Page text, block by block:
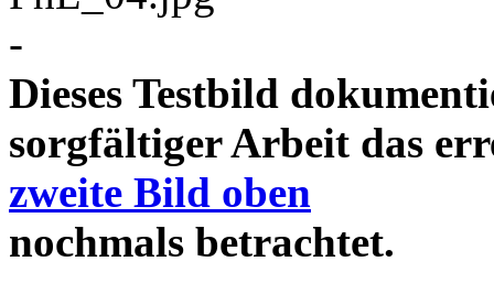
-
Dieses Testbild
sorgfältiger Arbeit das
zweite Bild oben
nochmals